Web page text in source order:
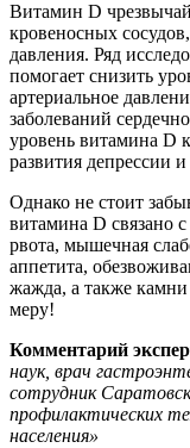
Витамин D
кровеносных
давления. Ряд
помогает снизить
артериальное
заболеваний
уровень витамина D
развития депрессии и
Однако не стоит
витамина D связано
рвота, мышечная
аппетита,
жажда, а также
меру!
Комментарий
наук, врач
сотрудник
профилактических
населения»